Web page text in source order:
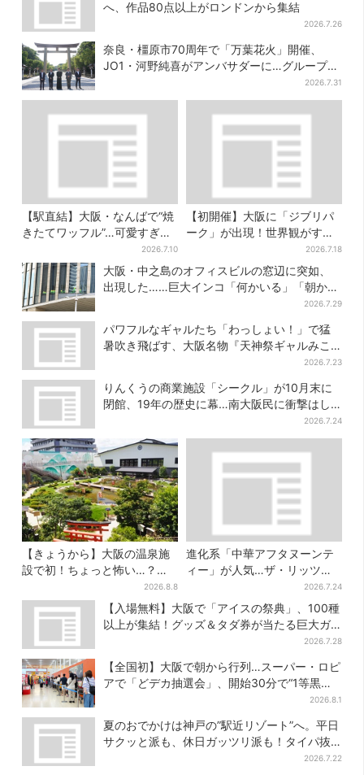
へ、作品80点以上がロンドンから集結
2026.7.26
奈良・橿原市70周年で「万葉花火」開催、
JO1・河野純喜がアンバサダーに…グループ楽
2026.7.31
【駅直結】大阪・なんばで“焼
きたてワッフル”…可愛すぎ
る“くまちゃんアイス”と一緒
に
2026.7.10
【初開催】大阪に「ジブリパ
ーク」が出現！世界観がすご
い…細かな仕掛け＆巨大フォ
トスポットに注目
2026.7.18
大阪・中之島のオフィスビルの窓辺に突如、
出現した……巨大インコ「何かいる」「朝から
2026.7.29
パワフルなギャルたち「わっしょい！」で猛
暑吹き飛ばす、大阪名物『天神祭ギャルみこ
2026.7.23
りんくうの商業施設「シークル」が10月末に
閉館、19年の歴史に幕…南大阪民に衝撃はし
2026.7.24
【きょうから】大阪の温泉施
設で初！ちょっと怖い…？体
験型イベント、限定グルメ＆
盆踊りも
2026.8.8
進化系「中華アフタヌーンテ
ィー」が人気…ザ・リッツ・
カールトン大阪でも、8月末ま
で開催
2026.7.24
【入場無料】大阪で「アイスの祭典」、100種
以上が集結！グッズ＆タダ券が当たる巨大ガ
2026.7.28
【全国初】大阪で朝から行列…スーパー・ロピ
アで「どデカ抽選会」、開始30分で“1等黒毛
2026.8.1
夏のおでかけは神戸の”駅近リゾート”へ。平日
サクッと派も、休日ガッツリ派も！タイパ抜
2026.7.22